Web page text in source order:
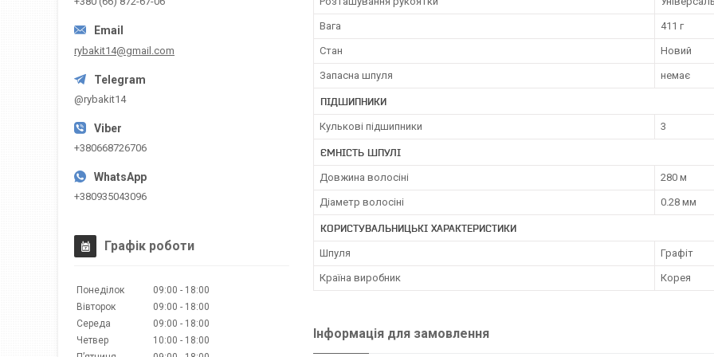
Вага 411 г
Стан Новий
Запасна шпуля немає
ПІДШИПНИКИ
Кулькові підшипники 3
ЄМНІСТЬ ШПУЛІ
Довжина волосіні 280 м
Діаметр волосіні 0.28 мм
КОРИСТУВАЛЬНИЦЬКІ ХАРАКТЕРИСТИКИ
Шпуля Графіт
Країна виробник Корея
Інформація для замовлення
rybakit14@gmail.com
@rybakit14
+380668726706
+380935043096
Графік роботи
Понеділок 09:00
18:00
Вівторок
09:00
18:00
Середа
09:00
18:00
Четвер
10:00
18:00